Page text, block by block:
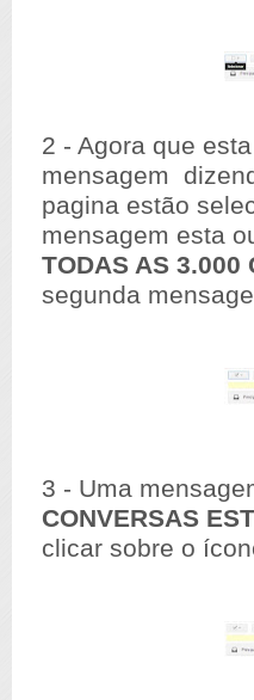
2 - Agora que
mensagem
pagina estão
mensagem esta
TODAS AS 3.000
segunda
3 - Uma
CONVERSAS
clicar sobre o